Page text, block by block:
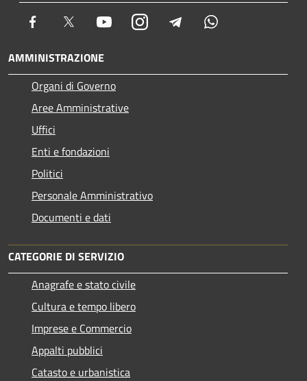
Facebook Twitter YoutubeInstagram Telegram
AMMINISTRAZIONE
Organi di Governo
Aree Amministrative
Uffici
Enti e fondazioni
Politici
Personale Amministrativo
Documenti e dati
CATEGORIE DI SERVIZIO
Anagrafe e stato civile
Cultura e tempo libero
Imprese e Commercio
Appalti pubblici
Catasto e urbanistica